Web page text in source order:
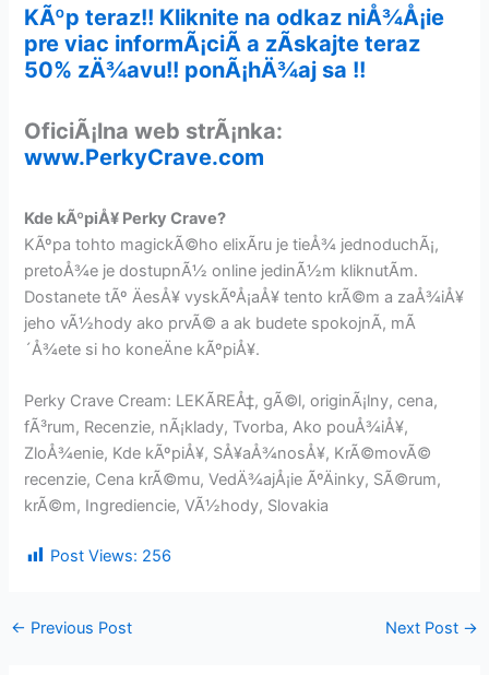
KÃºp teraz!! Kliknite na odkaz niÅ¾Å¡ie
pre viac informÃ¡ciÃ­ a zÃ­skajte teraz
50% zÄ¾avu!! ponÃ¡hÄ¾aj sa !!
OficiÃ¡lna web strÃ¡nka:
www.PerkyCrave.com
Kde kÃºpiÅ¥ Perky Crave?
KÃºpa tohto magickÃ©ho elixÃ­ru je tieÅ¾ jednoduchÃ¡,
pretoÅ¾e je dostupnÃ½ online jedinÃ½m kliknutÃ­m.
Dostanete tÃº ÄesÅ¥ vyskÃºÅ¡aÅ¥ tento krÃ©m a zaÅ¾iÅ¥
jeho vÃ½hody ako prvÃ© a ak budete spokojnÃ­, mÃ
´Å¾ete si ho koneÄne kÃºpiÅ¥.
Perky Crave Cream: LEKÃREÅ‡, gÃ©l, originÃ¡lny, cena,
fÃ³rum, Recenzie, nÃ¡klady, Tvorba, Ako pouÅ¾iÅ¥,
ZloÅ¾enie, Kde kÃºpiÅ¥, SÅ¥aÅ¾nosÅ¥, KrÃ©movÃ©
recenzie, Cena krÃ©mu, VedÄ¾ajÅ¡ie ÃºÄinky, SÃ©rum,
krÃ©m, Ingrediencie, VÃ½hody, Slovakia
Post Views: 256
← Previous Post Next Post →